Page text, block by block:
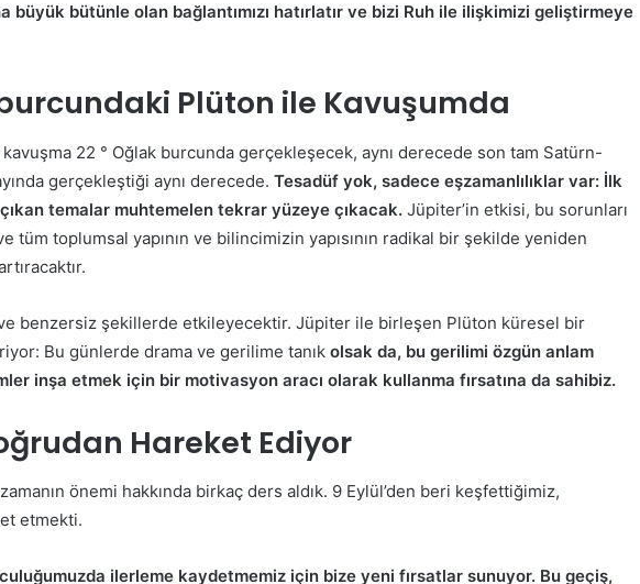
büyük bütünle olan bağlantımızı hatırlatır ve bizi Ruh ile ilişkimizi geliştirmeye
Plüton ile Kavuşumda
22 ° Oğlak burcunda gerçekleşecek, aynı derecede son tam Satürn-
gerçekleştiği aynı derecede. Tesadüf yok, sadece eşzamanlılıklar var: İlk
temalar muhtemelen tekrar yüzeye çıkacak. Jüpiter’in etkisi, bu sorunları
tüm toplumsal yapının ve bilincimizin yapısının radikal bir şekilde yeniden
benzersiz şekillerde etkileyecektir. Jüpiter ile birleşen Plüton küresel bir
Bu günlerde drama ve gerilime tanık olsak da, bu gerilimi özgün anlam
inşa etmek için bir motivasyon aracı olarak kullanma fırsatına da sahibiz.
Hareket Ediyor
önemi hakkında birkaç ders aldık. 9 Eylül’den beri keşfettiğimiz,
etmekti.
ilerleme kaydetmemiz için bize yeni fırsatlar sunuyor. Bu geçiş,